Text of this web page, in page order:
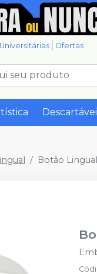
Ofertas
Botão